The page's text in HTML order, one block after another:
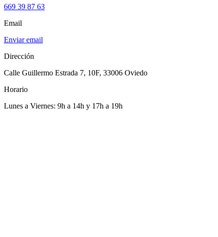
669 39 87 63
Email
Enviar email
Dirección
Calle Guillermo Estrada 7, 10F, 33006 Oviedo
Horario
Lunes a Viernes: 9h a 14h y 17h a 19h